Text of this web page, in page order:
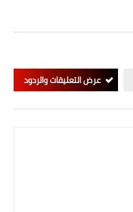
عرض التعليقات والردود